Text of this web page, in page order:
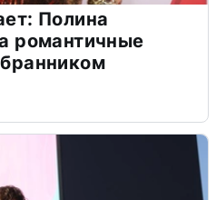
Полина
романтичные